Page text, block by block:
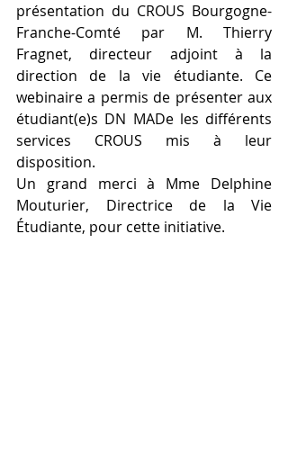
présentation du CROUS Bourgogne-
Franche-Comté par M. Thierry
Fragnet, directeur adjoint à la
direction de la vie étudiante. Ce
webinaire a permis de présenter aux
étudiant(e)s DN MADe les différents
services CROUS mis à leur
disposition.
Un grand merci à Mme Delphine
Mouturier, Directrice de la Vie
Étudiante, pour cette initiative.